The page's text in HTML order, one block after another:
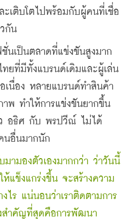
เติบโตไปพร้อมกับผู้คนที่เชื่อ
กัน
ป็นตลาดที่แข่งขันสูงมาก
ทยที่มีทั้งแบรนด์เดิมและผู้เล่น
เนื่อง หลายแบรนด์ทำสินค้า
พ ทำให้การแข่งขันยากขึ้น
อธิศ กับ พรปวีณ์ ไม่ได้
นอื่นมากนัก
มามองตัวเองมากกว่า ว่าวันนี้
ห้แข็งแกร่งขึ้น จะสร้างความ
ไร แน่นอนว่าเราติดตามการ
สำคัญที่สุดคือการพัฒนา